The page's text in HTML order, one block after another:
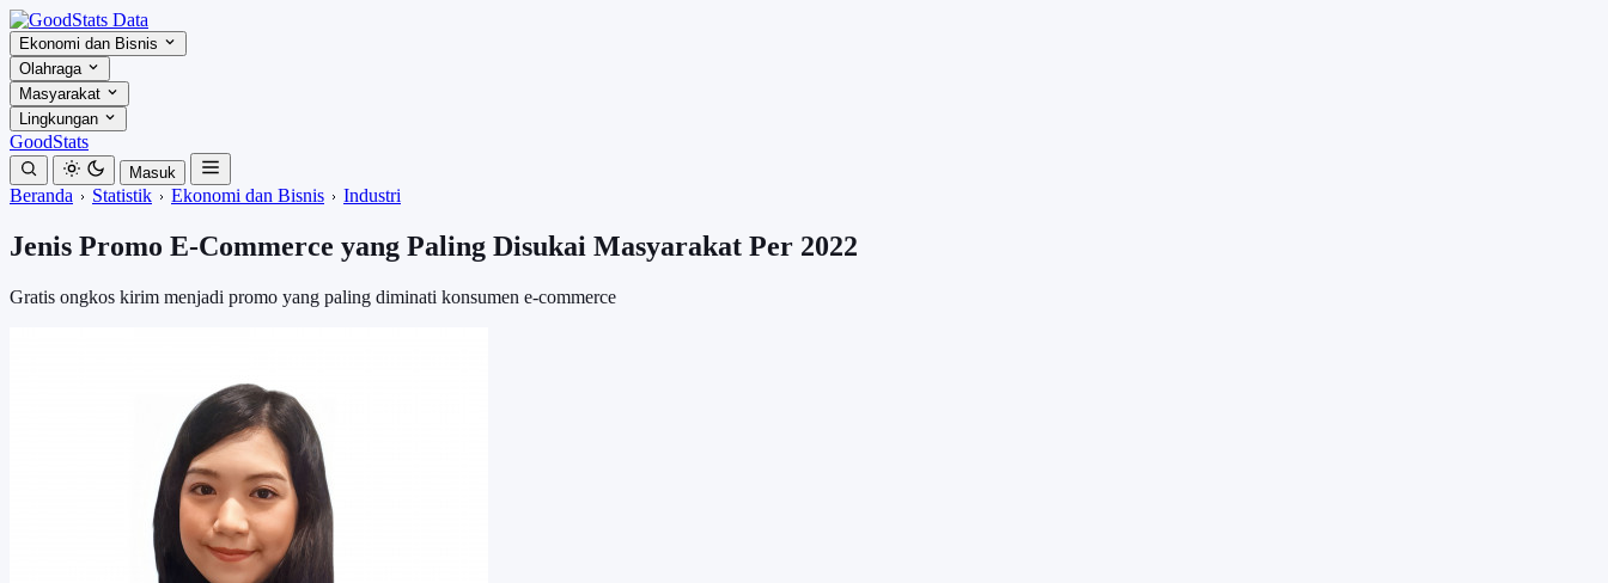
Ekonomi dan Bisnis
Olahraga
Masyarakat
Lingkungan
GoodStats
Masuk
Beranda Statistik Ekonomi dan Bisnis Industri
Jenis Promo E-Commerce yang Paling Disukai Masyarakat Per 2022
Gratis ongkos kirim menjadi promo yang paling diminati konsumen e-commerce